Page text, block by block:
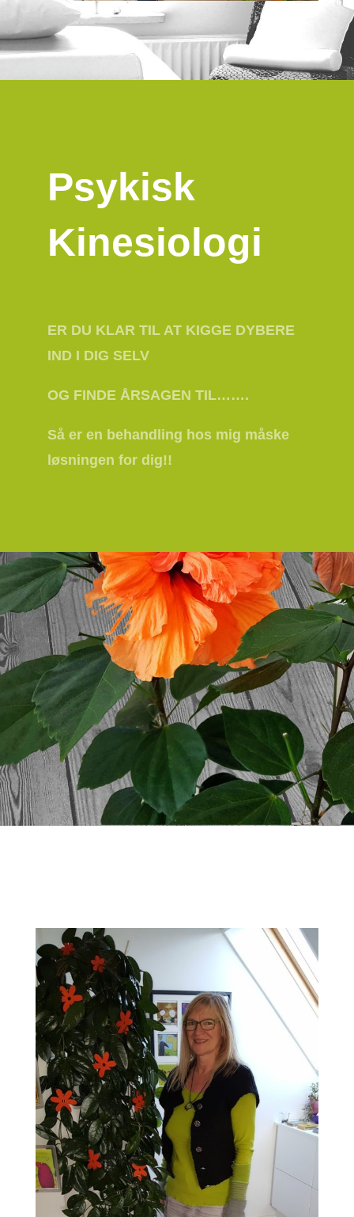
Psykisk
Kinesiologi
ER DU KLAR TIL AT KIGGE DYBERE
IND I DIG SELV
OG FINDE ÅRSAGEN TIL…….
Så er en behandling hos mig måske
løsningen for dig!!